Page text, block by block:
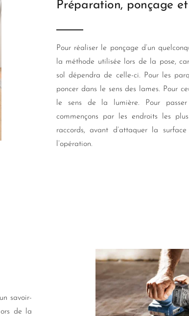
Préparation, ponçage
Pour réaliser le ponçage d’un
la méthode utilisée lors de la pose,
sol dépendra de celle-ci. Pour les
poncer dans le sens des lames. Pour
le sens de la lumière. Pour
commençons par les endroits les
raccords, avant d’attaquer la
l’opération.
savoir-
de la